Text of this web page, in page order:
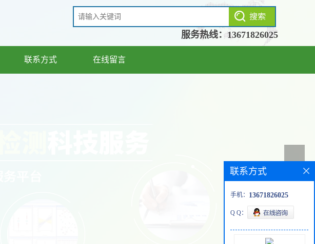
服务热线：13671826025
联系方式 在线留言
联系方式
手机： 13671826025
Q Q：